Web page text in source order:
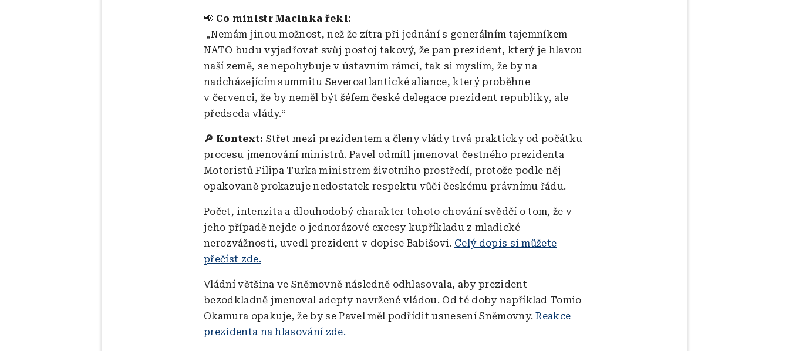
📢 Co ministr Macinka řekl:
„Nemám jinou možnost, než že zítra při jednání s generálním tajemníkem
NATO budu vyjadřovat svůj postoj takový, že pan prezident, který je hlavou
naší země, se nepohybuje v ústavním rámci, tak si myslím, že by na
nadcházejícím summitu Severoatlantické aliance, který proběhne
v červenci, že by neměl být šéfem české delegace prezident republiky, ale
předseda vlády.“
🔎 Kontext: Střet mezi prezidentem a členy vlády trvá prakticky od počátku
procesu jmenování ministrů. Pavel odmítl jmenovat čestného prezidenta
Motoristů Filipa Turka ministrem životního prostředí, protože podle něj
opakovaně prokazuje nedostatek respektu vůči českému právnímu řádu.
Počet, intenzita a dlouhodobý charakter tohoto chování svědčí o tom, že v
jeho případě nejde o jednorázové excesy kupříkladu z mladické
nerozvážnosti, uvedl prezident v dopise Babišovi. Celý dopis si můžete
přečíst zde.
Vládní většina ve Sněmovně následně odhlasovala, aby prezident
bezodkladně jmenoval adepty navržené vládou. Od té doby například Tomio
Okamura opakuje, že by se Pavel měl podřídit usnesení Sněmovny.Reakce
prezidenta na hlasování zde.